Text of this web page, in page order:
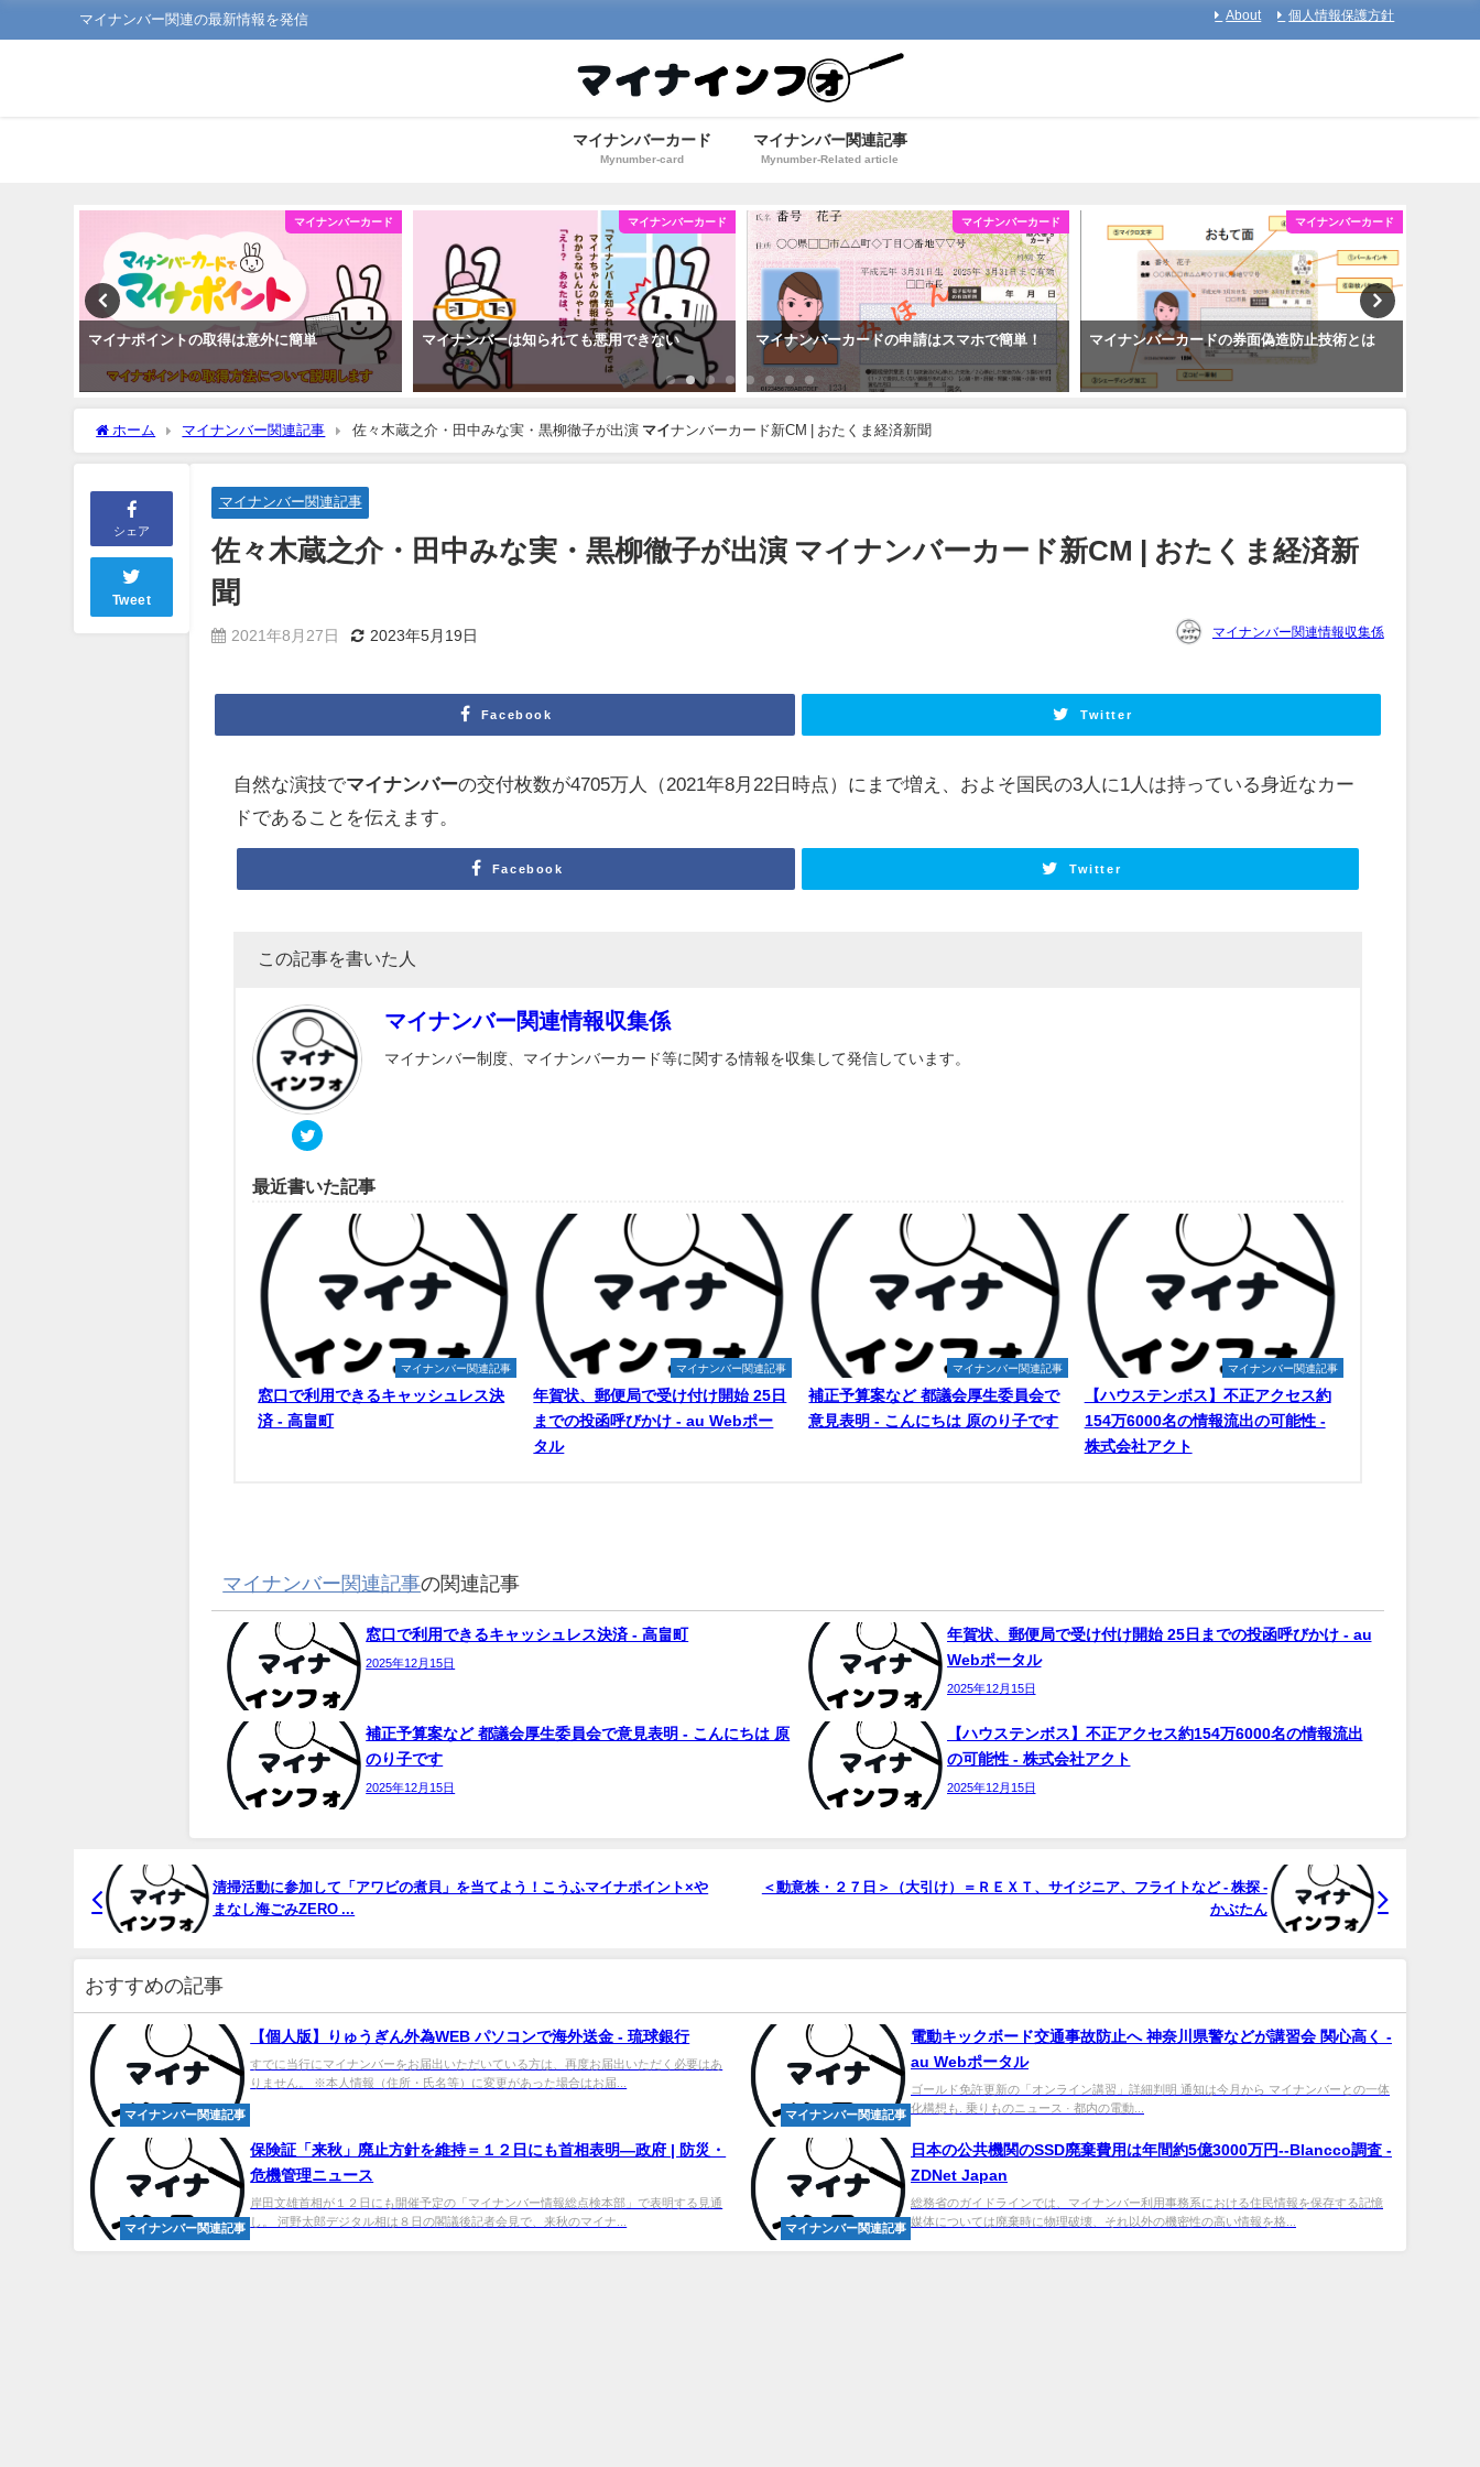
マイナンバー関連の最新情報を発信 About 個人情報保護方針
マイナンバーカード
Mynumber-card
マイナンバー関連記事
Mynumber-Related article
マイナンバーカード
マイナポイントの取得は意外に簡単
マイナンバーカード
マイナンバーは知られても悪用できない
マイナンバーカード
マイナンバーカードの申請はスマホで簡単！
マイナンバーカード
マイナンバーカードの券面偽造防止技術とは
ホーム マイナンバー関連記事 佐々木蔵之介・田中みな実・黒柳徹子が出演 マイナンバーカード新CM | おたくま経済新聞
シェア
Tweet
マイナンバー関連記事
佐々木蔵之介・田中みな実・黒柳徹子が出演 マイナンバーカード新CM | おたくま経済新
聞
2021年8月27日 2023年5月19日 マイナンバー関連情報収集係
Facebook Twitter
自然な演技でマイナンバーの交付枚数が4705万人（2021年8月22日時点）にまで増え、およそ国民の3人に1人は持っている身近なカー
ドであることを伝えます。
Facebook Twitter
この記事を書いた人
マイナンバー関連情報収集係
マイナンバー制度、マイナンバーカード等に関する情報を収集して発信しています。
最近書いた記事
マイナンバー関連記事
窓口で利用できるキャッシュレス決
済 - 高畠町
マイナンバー関連記事
年賀状、郵便局で受け付け開始 25日
までの投函呼びかけ - au Webポー
タル
マイナンバー関連記事
補正予算案など 都議会厚生委員会で
意見表明 - こんにちは 原のり子です
マイナンバー関連記事
【ハウステンボス】不正アクセス約
154万6000名の情報流出の可能性 -
株式会社アクト
マイナンバー関連記事の関連記事
窓口で利用できるキャッシュレス決済 - 高畠町
2025年12月15日
年賀状、郵便局で受け付け開始 25日までの投函呼びかけ - au
Webポータル
2025年12月15日
補正予算案など 都議会厚生委員会で意見表明 - こんにちは 原
のり子です
2025年12月15日
【ハウステンボス】不正アクセス約154万6000名の情報流出
の可能性 - 株式会社アクト
2025年12月15日
清掃活動に参加して「アワビの煮貝」を当てよう！こうふマイナポイント×や
まなし海ごみZERO ...
＜動意株・２７日＞（大引け）＝ＲＥＸＴ、サイジニア、フライトなど - 株探 -
かぶたん
おすすめの記事
マイナンバー関連記事
【個人版】りゅうぎん外為WEB パソコンで海外送金 - 琉球銀行
すでに当行にマイナンバーをお届出いただいている方は、再度お届出いただく必要はあ
りません。 ※本人情報（住所・氏名等）に変更があった場合はお届...
マイナンバー関連記事
電動キックボード交通事故防止へ 神奈川県警などが講習会 関心高く -
au Webポータル
ゴールド免許更新の「オンライン講習」詳細判明 通知は今月から マイナンバーとの一体
化構想も. 乗りものニュース · 都内の電動...
マイナンバー関連記事
保険証「来秋」廃止方針を維持＝１２日にも首相表明―政府 | 防災・
危機管理ニュース
岸田文雄首相が１２日にも開催予定の「マイナンバー情報総点検本部」で表明する見通
し。 河野太郎デジタル相は８日の閣議後記者会見で、来秋のマイナ...
マイナンバー関連記事
日本の公共機関のSSD廃棄費用は年間約5億3000万円--Blancco調査 -
ZDNet Japan
総務省のガイドラインでは、マイナンバー利用事務系における住民情報を保存する記憶
媒体については廃棄時に物理破壊、それ以外の機密性の高い情報を格...